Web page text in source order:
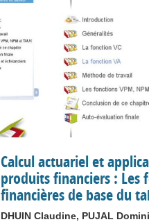
Calcul actuariel et
produits financiers : Les
financières de base du
DHUIN Claudine, PUJAL